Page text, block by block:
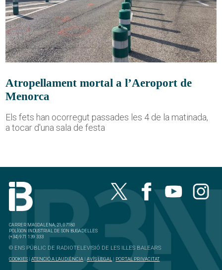
Atropellament mortal a l’Aeroport de
Menorca
Els fets han ocorregut passades les 4 de la matinada,
a tocar d'una sala de festa
CARRER MAGDALENA, 21, 07180
POLÍGON INDUSTRIAL DE SON BUGADELLES
(+34) 971 139 333
© ENS PÚBLIC DE RADIOTELEVISIÓ DE LES ILLES BALEARS
COOKIES |ATENCIÓ A L'AUDIÈNCIA |AVÍS LEGAL | PORTAL PRIVACITAT